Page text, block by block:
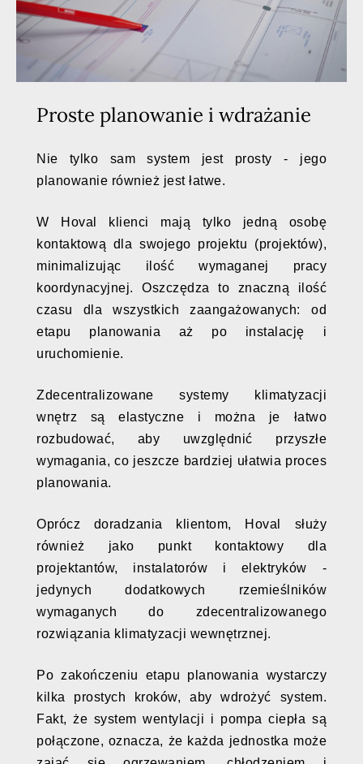
Proste planowanie i wdrażanie
Nie tylko sam system jest prosty - jego
planowanie również jest łatwe.
W Hoval klienci mają tylko jedną osobę
kontaktową dla swojego projektu (projektów),
minimalizując ilość wymaganej pracy
koordynacyjnej. Oszczędza to znaczną ilość
czasu dla wszystkich zaangażowanych: od
etapu planowania aż po instalację i
uruchomienie.
Zdecentralizowane systemy klimatyzacji
wnętrz są elastyczne i można je łatwo
rozbudować, aby uwzględnić przyszłe
wymagania, co jeszcze bardziej ułatwia proces
planowania.
Oprócz doradzania klientom, Hoval służy
również jako punkt kontaktowy dla
projektantów, instalatorów i elektryków -
jedynych dodatkowych rzemieślników
wymaganych do zdecentralizowanego
rozwiązania klimatyzacji wewnętrznej.
Po zakończeniu etapu planowania wystarczy
kilka prostych kroków, aby wdrożyć system.
Fakt, że system wentylacji i pompa ciepła są
połączone, oznacza, że każda jednostka może